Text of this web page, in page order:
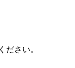
ださい。